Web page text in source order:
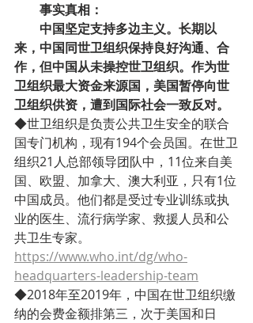
事实真相：
中国坚定支持多边主义。长期以
来，中国同世卫组织保持良好沟通、合
作，但中国从未操控世卫组织。作为世
卫组织最大资金来源国，美国暂停向世
卫组织供资，遭到国际社会一致反对。
◆世卫组织是负责公共卫生安全的联合
国专门机构，现有194个会员国。在世卫
组织21人总部领导团队中，11位来自美
国、欧盟、加拿大、澳大利亚，只有1位
中国成员。他们都是受过专业训练或执
业的医生、流行病学家、救援人员和公
共卫生专家。
https://www.who.int/dg/who-
headquarters-leadership-team
◆2018年至2019年，中国在世卫组织缴
纳的会费金额排第三，次于美国和日